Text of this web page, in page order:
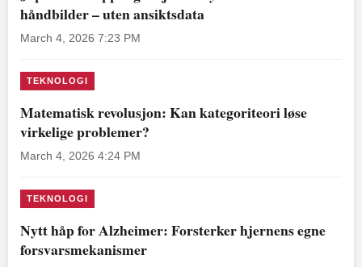
håndbilder – uten ansiktsdata
March 4, 2026 7:23 PM
TEKNOLOGI
Matematisk revolusjon: Kan kategoriteori løse
virkelige problemer?
March 4, 2026 4:24 PM
TEKNOLOGI
Nytt håp for Alzheimer: Forsterker hjernens egne
forsvarsmekanismer